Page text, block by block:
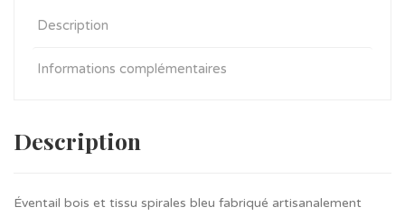
Description
Informations complémentaires
Description
Éventail bois et tissu spirales bleu fabriqué artisanalement